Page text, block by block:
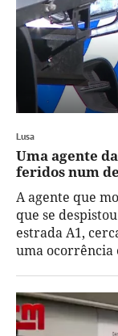
Lusa
Uma agente
feridos num
A agente que
que se
estrada A1,
uma ocorrência